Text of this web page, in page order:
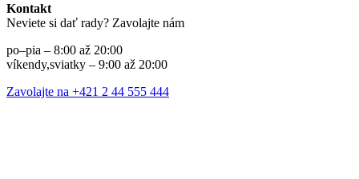
Kontakt
Neviete si dať rady? Zavolajte nám
po–pia – 8:00 až 20:00
víkendy,sviatky – 9:00 až 20:00
Zavolajte na +421 2 44 555 444